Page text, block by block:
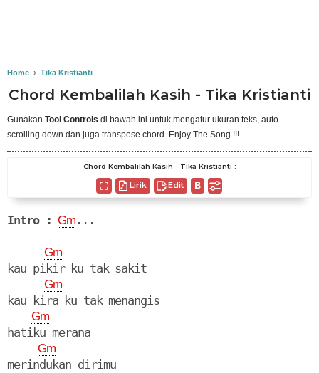
Home › Tika Kristianti
Chord Kembalilah Kasih - Tika Kristianti
Gunakan Tool Controls di bawah ini untuk mengatur ukuran teks, auto
scrolling down dan juga transpose chord. Enjoy The Song !!!
Chord Kembalilah Kasih - Tika Kristianti :
Lirik Edit
Intro : Gm ...
Gm
kau pikir ku tak sakit
Gm
kau kira ku tak menangis
Gm
hatiku merana
Gm
merindukan dirimu